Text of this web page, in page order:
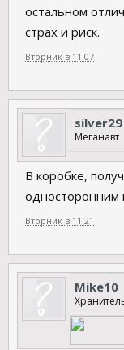
остальном
страх и риск.
Вторник в 11:07
silver29
Меганавт
В коробке,
односторонним
Вторник в 11:21
Mike10